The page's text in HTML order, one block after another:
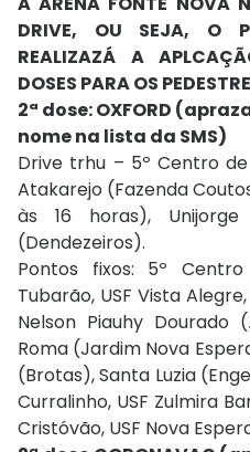
DRIVE, OU SEJA, O
REALIZAZÁ A
DOSES PARA OS
2ª dose: OXFORD
nome na lista da SMS)
Drive trhu – 5º Centro
Atakarejo (Fazenda
às 16 horas),
(Dendezeiros).
Pontos fixos: 5º
Tubarão, USF Vista
Nelson Piauhy Dourado
Roma (Jardim Nova
(Brotas), Santa Luzia
Curralinho, USF Zulmira
Cristóvão, USF Nova